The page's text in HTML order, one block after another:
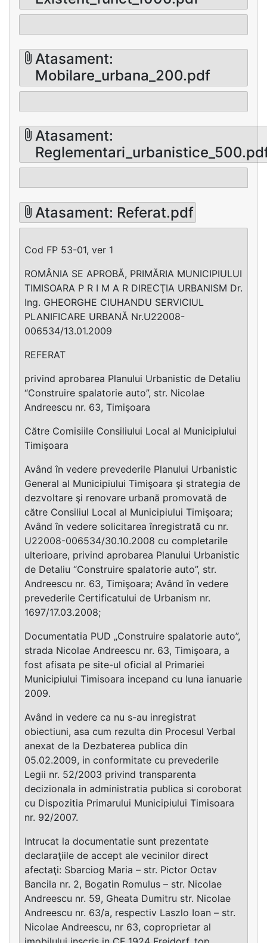
Atasament:
Mobilare_urbana_200.pdf
Atasament:
Atasament: Referat.pdf
Cod FP 53-01, ver 1
ROMÂNIA SE APROBĂ, PRIMĂRIA MUNICIPIULUI
TIMISOARA P R I M A R DIRECŢIA URBANISM Dr.
Ing. GHEORGHE CIUHANDU SERVICIUL
PLANIFICARE URBANĂ Nr.U22008-
006534/13.01.2009
REFERAT
privind aprobarea Planului Urbanistic de Detaliu
“Construire spalatorie auto”, str. Nicolae
Andreescu nr. 63, Timişoara
Către Comisiile Consiliului Local al Municipiului
Timişoara
Având în vedere prevederile Planului Urbanistic
General al Municipiului Timişoara şi strategia de
dezvoltare şi renovare urbană promovată de
către Consiliul Local al Municipiului Timişoara;
Având în vedere solicitarea înregistrată cu nr.
U22008-006534/30.10.2008 cu completarile
ulterioare, privind aprobarea Planului Urbanistic
de Detaliu “Construire spalatorie auto”, str.
Andreescu nr. 63, Timişoara; Având în vedere
prevederile Certificatului de Urbanism nr.
1697/17.03.2008;
Documentatia PUD „Construire spalatorie auto”,
strada Nicolae Andreescu nr. 63, Timişoara, a
fost afisata pe site-ul oficial al Primariei
Municipiului Timisoara incepand cu luna ianuarie
2009.
Având in vedere ca nu s-au inregistrat
obiectiuni, asa cum rezulta din Procesul Verbal
anexat de la Dezbaterea publica din
05.02.2009, in conformitate cu prevederile
Legii nr. 52/2003 privind transparenta
decizionala in administratia publica si coroborat
cu Dispozitia Primarului Municipiului Timisoara
nr. 92/2007.
Intrucat la documentatie sunt prezentate
declaraţiile de accept ale vecinilor direct
afectaţi: Sbarciog Maria – str. Pictor Octav
Bancila nr. 2, Bogatin Romulus – str. Nicolae
Andreescu nr. 59, Gheata Dumitru str. Nicolae
Andreescu nr. 63/a, respectiv Laszlo Ioan – str.
Nicolae Andreescu, nr 63, coproprietar al